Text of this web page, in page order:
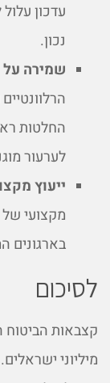
עדכון
נכון.
שמירה על
החלטות
לערעור
ייעוץ
מקצועי של
בארגונים
לסיכום
קצבאות הביטוח
מיליוני